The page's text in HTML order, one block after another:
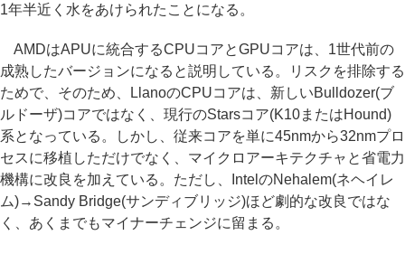
1年半近く水をあけられたことになる。
AMDはAPUに統合するCPUコアとGPUコアは、1世代前の
成熟したバージョンになると説明している。リスクを排除する
ためで、そのため、LlanoのCPUコアは、新しいBulldozer(ブ
ルドーザ)コアではなく、現行のStarsコア(K10またはHound)
系となっている。しかし、従来コアを単に45nmから32nmプロ
セスに移植しただけでなく、マイクロアーキテクチャと省電力
機構に改良を加えている。ただし、IntelのNehalem(ネヘイレ
ム)→Sandy Bridge(サンディブリッジ)ほど劇的な改良ではな
く、あくまでもマイナーチェンジに留まる。